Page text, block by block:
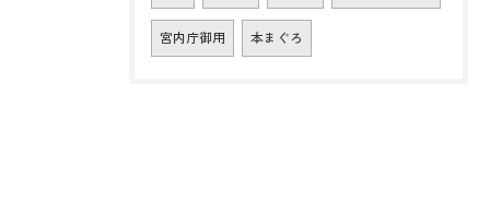
宮内庁御用 本まぐろ